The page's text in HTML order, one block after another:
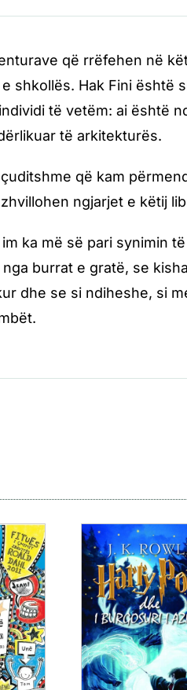
që rrëfehen në
shkollës. Hak Fini është
të vetëm: ai është
të arkitekturës.
që kam
ngjarjet e këtij
ka më së pari synimin
burrat e gratë, se
dhe se si ndiheshe, si